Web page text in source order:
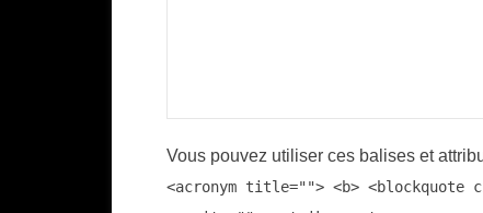
Vous pouvez utiliser ces balises et
<acronym title=""> <b> <blockquote